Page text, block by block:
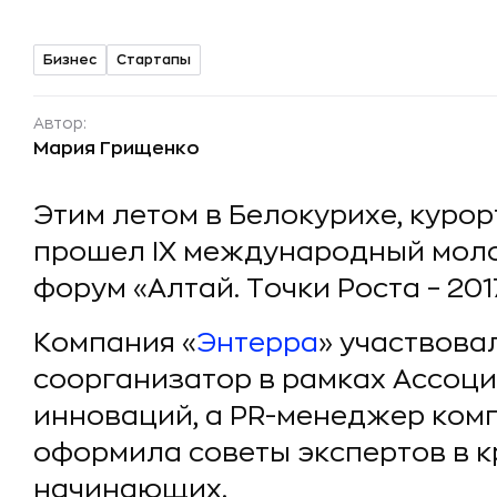
Бизнес Стартапы
Автор:
Мария Грищенко
Этим летом в Белокурихе,
прошел IX международный
форум «Алтай. Точки Роста –
Компания «Энтерра»
соорганизатор в рамках
инноваций, а PR-менеджер
оформила советы экспертов в
начинающих.